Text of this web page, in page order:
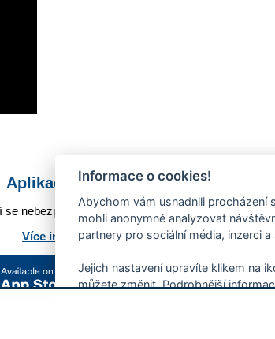
Aplikace Mobilní rozhlas
nebezpečí, odstávky, poruchy a výpadky
Více informací o aplikaci
Informace o cookies!
Abychom vám usnadnili procházení
mohli anonymně analyzovat
partnery pro sociální média, inzerci a
Jejich nastavení upravíte klikem na
můžete změnit. Podrobnější